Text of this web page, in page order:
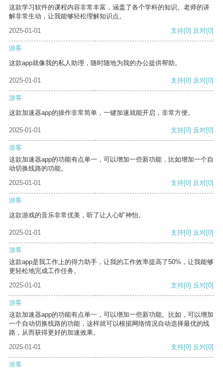
这款学习软件的课程内容非常丰富，涵盖了各个学科的知识。老师的讲
解非常生动，让我能够轻松理解知识点。
2025-01-01
支持[0] 反对[0]
游客
这款app就像我的私人助理，随时随地为我的办公提供帮助。
2025-01-01 支持[0] 反对[0]
游客
这款加速器app的操作非常简单，一键加速就能开启，非常方便。
2025-01-01 支持[0] 反对[0]
游客
这款加速器app的功能有点单一，可以增加一些新功能，比如增加一个自
动切换线路的功能。
2025-01-01
支持[0] 反对[0]
游客
这款游戏的音乐非常优美，听了让人心旷神怡。
2025-01-01 支持[0] 反对[0]
游客
这款app是我工作上的得力助手，让我的工作效率提高了50%，让我能够
更轻松地完成工作任务。
2025-01-01
支持[0] 反对[0]
游客
这款加速器app的功能有点单一，可以增加一些新功能。比如，可以增加
一个自动切换线路的功能，这样就可以根据网络情况自动选择最优的线
路，从而获得更好的加速效果。
2025-01-01
支持[0] 反对[0]
游客